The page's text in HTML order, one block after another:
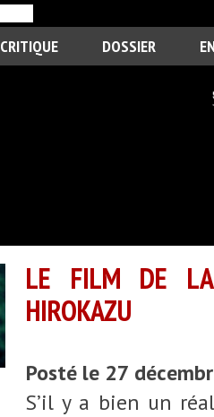
CRITIQUE DOSSIER
LE FILM DE LA
HIROKAZU
Posté le 27
S’il y a bien un